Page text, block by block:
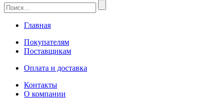
Главная
Покупателям
Поставщикам
Оплата и доставка
Контакты
О компании